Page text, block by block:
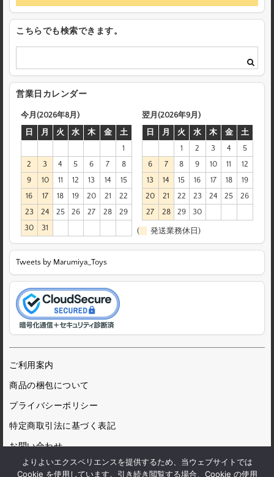
こちらでも検索できます。
営業日カレンダー
今月(2026年8月)
日
月 火 水 木 金
土
1
2
3 4 5 6 7
8
9
10 11 12 13 14
15
16
17 18 19 20 21
22
23
24 25 26 27 28
29
30
31
翌月(2026年9月)
日
月 火 水 木 金
土
1
2 3 4
5
6
7 8 9 10 11
12
13
14 15 16 17 18
19
20
21 22 23 24 25
26
27
28 29 30
( 発送業務休日)
Tweets by Marumiya_Toys
ご利用案内
商品の梱包について
プライバシーポリシー
特定商取引法に基づく表記
お問い合わせ
よりよいエクスペリエンスを提供するため、当ウェブサイトでは
Cookie を使用しています。引き続き閲覧する場合、Cookie の使用